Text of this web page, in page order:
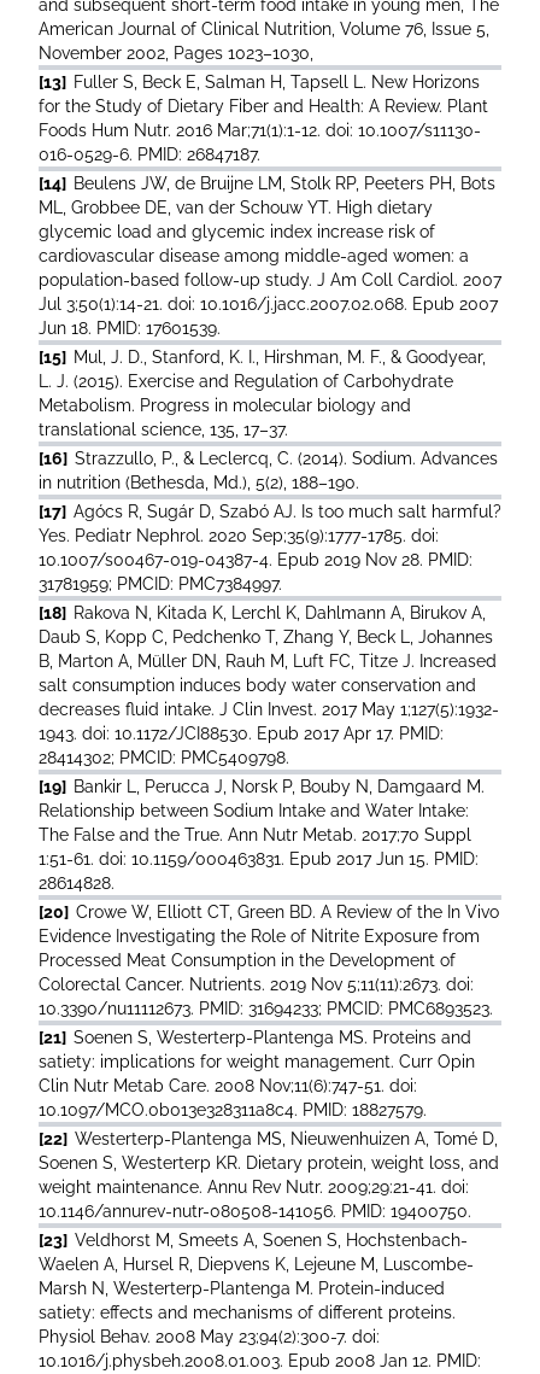
and subsequent short-term food intake in young men, The
American Journal of Clinical Nutrition, Volume 76, Issue 5,
November 2002, Pages 1023–1030,
[13] Fuller S, Beck E, Salman H, Tapsell L. New Horizons
for the Study of Dietary Fiber and Health: A Review. Plant
Foods Hum Nutr. 2016 Mar;71(1):1-12. doi: 10.1007/s11130-
016-0529-6. PMID: 26847187.
[14] Beulens JW, de Bruijne LM, Stolk RP, Peeters PH, Bots
ML, Grobbee DE, van der Schouw YT. High dietary
glycemic load and glycemic index increase risk of
cardiovascular disease among middle-aged women: a
population-based follow-up study. J Am Coll Cardiol. 2007
Jul 3;50(1):14-21. doi: 10.1016/j.jacc.2007.02.068. Epub 2007
Jun 18. PMID: 17601539.
[15] Mul, J. D., Stanford, K. I., Hirshman, M. F., & Goodyear,
L. J. (2015). Exercise and Regulation of Carbohydrate
Metabolism. Progress in molecular biology and
translational science, 135, 17–37.
[16] Strazzullo, P., & Leclercq, C. (2014). Sodium. Advances
in nutrition (Bethesda, Md.), 5(2), 188–190.
[17] Agócs R, Sugár D, Szabó AJ. Is too much salt harmful?
Yes. Pediatr Nephrol. 2020 Sep;35(9):1777-1785. doi:
10.1007/s00467-019-04387-4. Epub 2019 Nov 28. PMID:
31781959; PMCID: PMC7384997.
[18] Rakova N, Kitada K, Lerchl K, Dahlmann A, Birukov A,
Daub S, Kopp C, Pedchenko T, Zhang Y, Beck L, Johannes
B, Marton A, Müller DN, Rauh M, Luft FC, Titze J. Increased
salt consumption induces body water conservation and
decreases fluid intake. J Clin Invest. 2017 May 1;127(5):1932-
1943. doi: 10.1172/JCI88530. Epub 2017 Apr 17. PMID:
28414302; PMCID: PMC5409798.
[19] Bankir L, Perucca J, Norsk P, Bouby N, Damgaard M.
Relationship between Sodium Intake and Water Intake:
The False and the True. Ann Nutr Metab. 2017;70 Suppl
1:51-61. doi: 10.1159/000463831. Epub 2017 Jun 15. PMID:
28614828.
[20] Crowe W, Elliott CT, Green BD. A Review of the In Vivo
Evidence Investigating the Role of Nitrite Exposure from
Processed Meat Consumption in the Development of
Colorectal Cancer. Nutrients. 2019 Nov 5;11(11):2673. doi:
10.3390/nu11112673. PMID: 31694233; PMCID: PMC6893523.
[21] Soenen S, Westerterp-Plantenga MS. Proteins and
satiety: implications for weight management. Curr Opin
Clin Nutr Metab Care. 2008 Nov;11(6):747-51. doi:
10.1097/MCO.0b013e328311a8c4. PMID: 18827579.
[22] Westerterp-Plantenga MS, Nieuwenhuizen A, Tomé D,
Soenen S, Westerterp KR. Dietary protein, weight loss, and
weight maintenance. Annu Rev Nutr. 2009;29:21-41. doi:
10.1146/annurev-nutr-080508-141056. PMID: 19400750.
[23] Veldhorst M, Smeets A, Soenen S, Hochstenbach-
Waelen A, Hursel R, Diepvens K, Lejeune M, Luscombe-
Marsh N, Westerterp-Plantenga M. Protein-induced
satiety: effects and mechanisms of different proteins.
Physiol Behav. 2008 May 23;94(2):300-7. doi:
10.1016/j.physbeh.2008.01.003. Epub 2008 Jan 12. PMID: